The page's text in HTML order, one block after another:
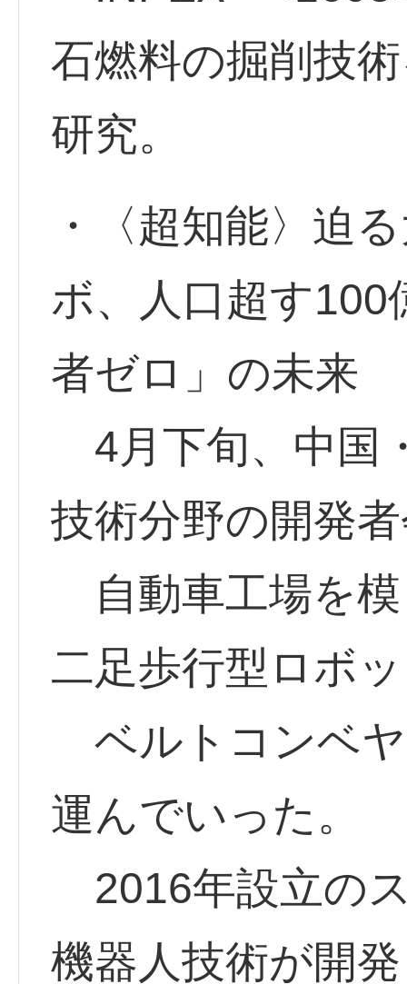
石燃料の掘削技
研究。
・〈超知能〉迫
ボ、人口超す
者ゼロ」の未来
4月下旬、中国
技術分野の開発
自動車工場を
二足歩行型ロボ
ベルトコンベ
運んでいった。
2016年設立の
機器人技術が開